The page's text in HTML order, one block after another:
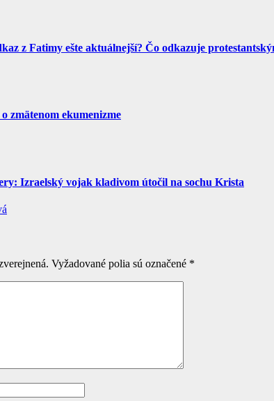
z Fatimy ešte aktuálnejší? Čo odkazuje
zmätenom ekumenizme
Izraelský vojak kladivom útočil na sochu Krista
Vyžadované polia sú označené *